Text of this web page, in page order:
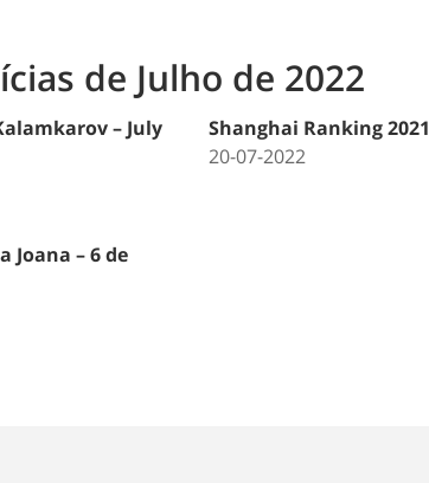
de Julho de 2022
– July
Shanghai Ranking 2021
20-07-2022
Joana – 6 de